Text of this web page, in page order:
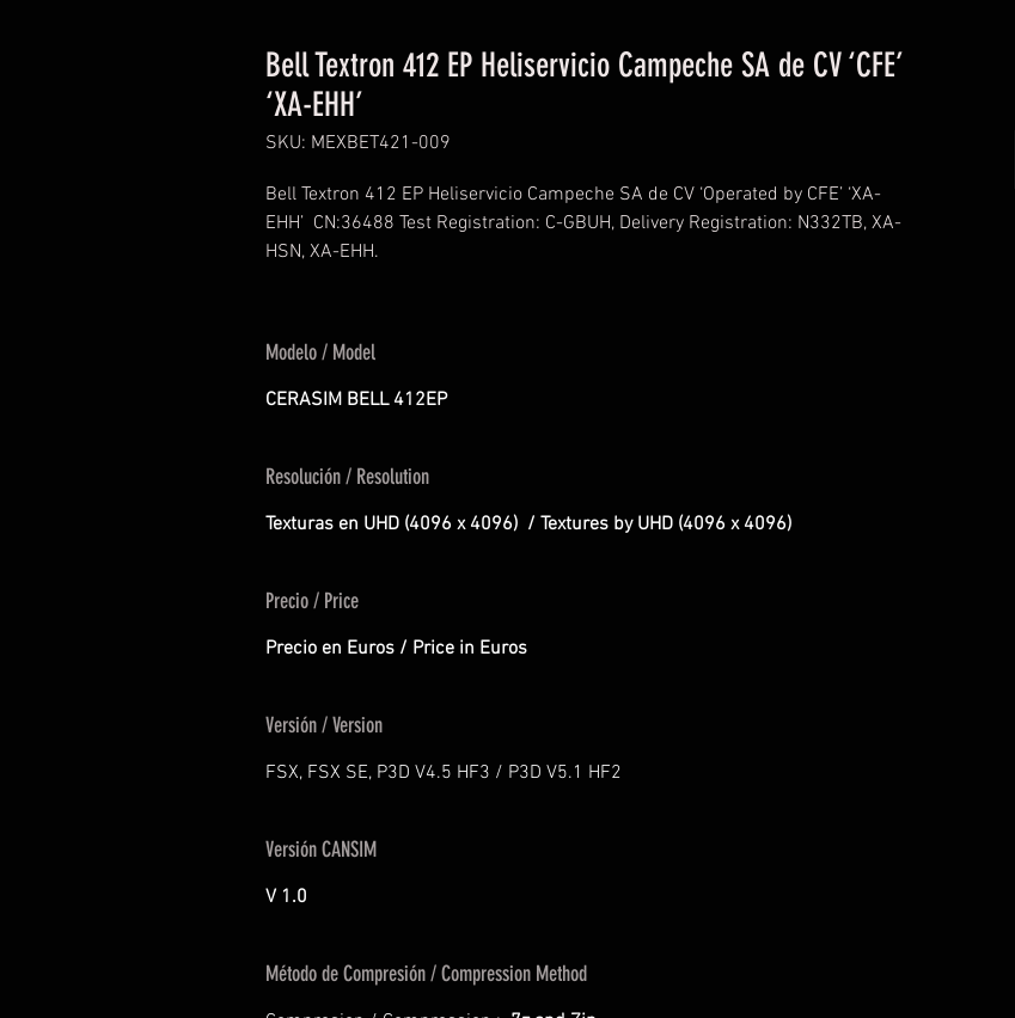
Bell Textron 412 EP Heliservicio Campeche SA de CV ‘CFE’
‘XA-EHH’
SKU: MEXBET421-009
Bell Textron 412 EP Heliservicio Campeche SA de CV ‘Operated by CFE’ ‘XA-
EHH’ CN:36488 Test Registration: C-GBUH, Delivery Registration: N332TB, XA-
HSN, XA-EHH.
Modelo / Model
CERASIM BELL 412EP
Resolución / Resolution
Texturas en UHD (4096 x 4096) / Textures by UHD (4096 x 4096)
Precio / Price
Precio en Euros / Price in Euros
Versión / Version
FSX, FSX SE, P3D V4.5 HF3 / P3D V5.1 HF2
Versión CANSIM
V 1.0
Método de Compresión / Compression Method